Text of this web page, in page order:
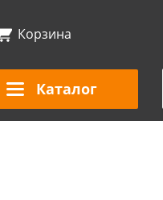
Корзина
Каталог